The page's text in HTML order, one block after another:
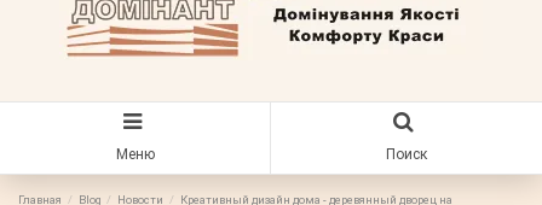
Меню Поиск
Главная Blog Новости
Креативный дизайн дома - деревянный дворец на